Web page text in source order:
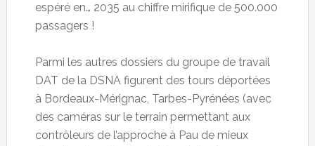
espéré en… 2035 au chiffre mirifique de 500.000
passagers !
Parmi les autres dossiers du groupe de travail
DAT de la DSNA figurent des tours déportées
à Bordeaux-Mérignac, Tarbes-Pyrénées (avec
des caméras sur le terrain permettant aux
contrôleurs de l’approche à Pau de mieux